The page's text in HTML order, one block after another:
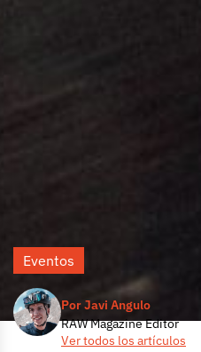
Por Javi Angulo
RAW Magazine Editor
Ver todos los artículos
Eventos